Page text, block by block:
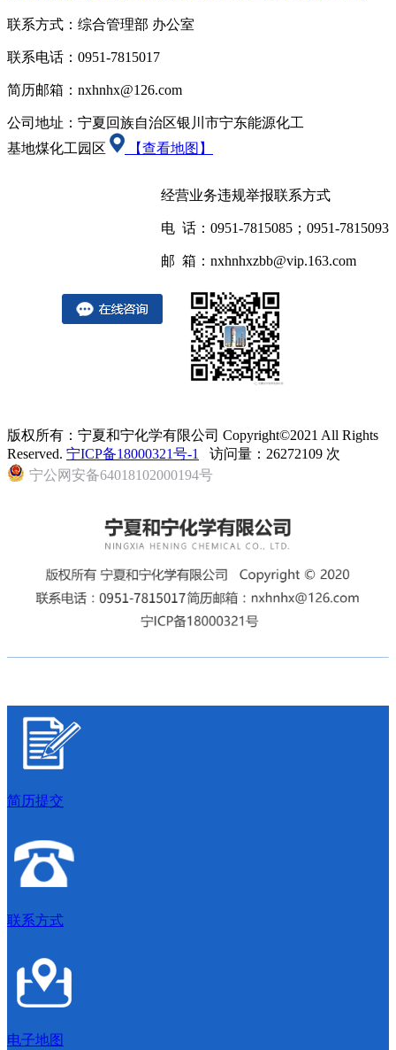
联系方式：综合管理部 办公室
联系电话：0951-7815017
简历邮箱：nxhnhx@126.com
公司地址：宁夏回族自治区银川市宁东能源化工
基地煤化工园区
【查看地图】
经营业务违规举报联系方式
电 话：0951-7815085；0951-7815093
邮 箱：nxhnhxzbb@vip.163.com
版权所有：宁夏和宁化学有限公司 Copyright©2021 All Rights
Reserved. 宁ICP备18000321号-1
访问量：26272109 次
宁公网安备64018102000194号
简历提交
联系方式
电子地图